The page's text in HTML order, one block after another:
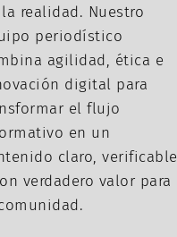
realidad. Nuestro
periodístico
agilidad, ética e
digital para
el flujo
en un
claro, verificable
verdadero valor para